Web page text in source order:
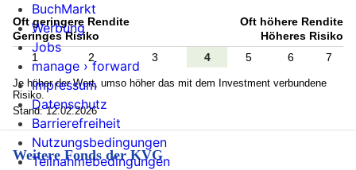
Oft geringere Rendite
Geringes Risiko
Oft höhere Rendite
Höheres Risiko
1
2 3 4 5 6 7
Je höher der Wert, umso höher das mit dem Investment verbundene
Risiko.
Stand: 12.02.2026
Weitere Fonds der KVG
BuchMarkt
Werbung
Jobs
manage › forward
Impressum
Datenschutz
Barrierefreiheit
Nutzungsbedingungen
Teilnahmebedingungen